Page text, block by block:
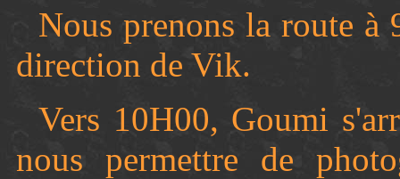
Nous prenons la route à
direction de Vik.
Vers 10H00, Goumi
nous permettre de